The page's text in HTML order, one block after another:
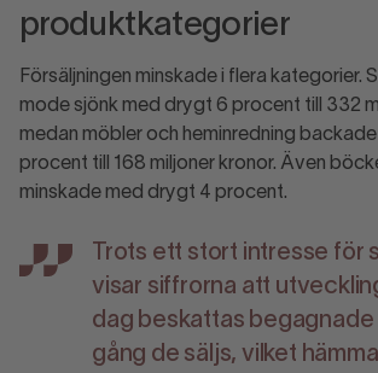
produktkategorier
Försäljningen minskade i flera kategorier.
mode sjönk med drygt 6 procent till 332
medan möbler och heminredning
procent till 168 miljoner kronor. Även
minskade med drygt 4 procent.
Trots ett stort intresse för
visar siffrorna att
dag beskattas begagnade
gång de säljs, vilket